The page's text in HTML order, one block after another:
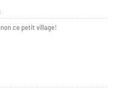
ce petit village!